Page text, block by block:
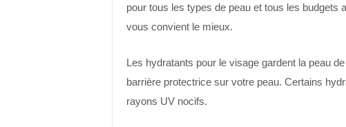
pour tous les types de peau et tous les
vous convient le mieux.
Les hydratants pour le visage gardent la peau
barrière protectrice sur votre peau. Certains
rayons UV nocifs.